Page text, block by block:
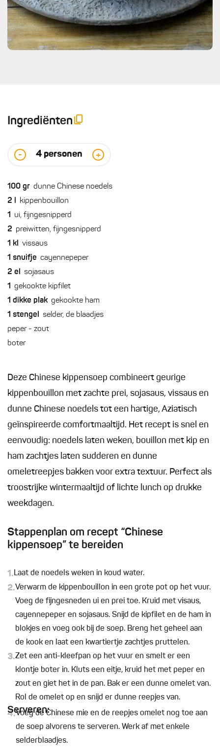
Ingrediënten
- 4 personen +
100 gr dunne Chinese noedels
2 l kippenbouillon
1 ui, fijngesnipperd
2 preiwitten, fijngesnipperd
1 kl vissaus
1 snuifje cayennepeper
2 el sojasaus
1 gekookte kipfilet
1 dikke plak gekookte ham
1 stengel selder, de blaadjes
peper - zout
boter
Deze Chinese kippensoep combineert geurige
kippenbouillon met zachte prei, sojasaus, vissaus en
dunne Chinese noedels tot een hartige, Aziatisch
geïnspireerde comfortmaaltijd. Het recept is snel en
eenvoudig: noedels laten weken, bouillon met kip en
ham zachtjes laten sudderen en dunne
omeletreepjes bakken voor extra textuur. Perfect als
troostrijke wintermaaltijd of lichte lunch op drukke
weekdagen.
Stappenplan om recept “Chinese
kippensoep” te bereiden
1.Laat de noedels weken in koud water.
2.Verwarm de kippenbouillon in een grote pot op het vuur.
Voeg de fijngesneden ui en prei toe. Kruid met visaus,
cayennepeper en sojasaus. Snijd de kipfilet en de ham in
blokjes en voeg ook bij de soep. Breng het geheel aan
de kook en laat een kwartiertje zachtjes pruttelen.
3.Zet een anti-kleefpan op het vuur en smelt er een
klontje boter in. Kluts een eitje, kruid het met peper en
zout en giet het in de pan. Bak er een dunne omelet van.
Rol de omelet op en snijd er dunne reepjes van.
Serveren:
4.Voeg de Chinese mie en de reepjes omelet nog toe aan
de soep alvorens te serveren. Werk af met enkele
selderblaadjes.